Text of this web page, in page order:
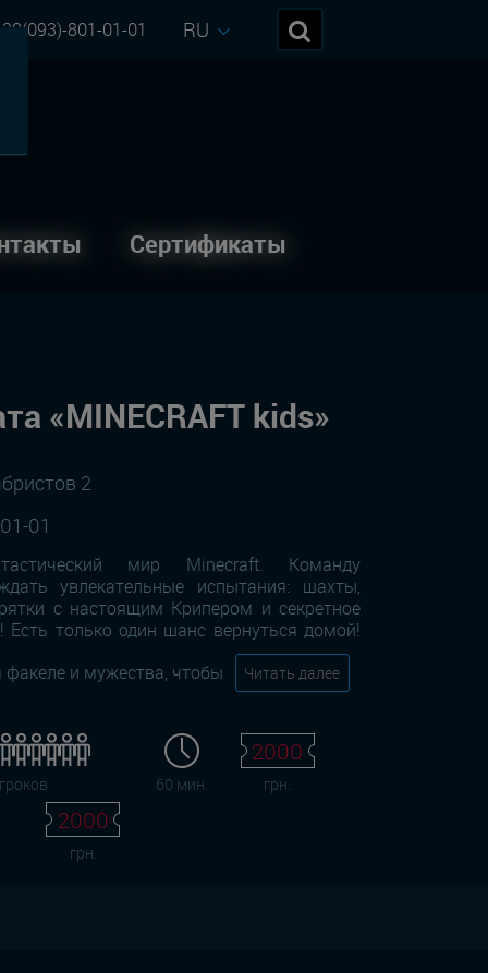
801-01-01 RU
Сертификаты
«MINECRAFT kids»
2
01
мир Minecraft. Команду
увлекательные испытания: шахты,
с настоящим Крипером и секретное
Есть только один шанс вернуться домой!
и мужества, чтобы
Читать далее
60 мин.
2000
грн.
2000
грн.